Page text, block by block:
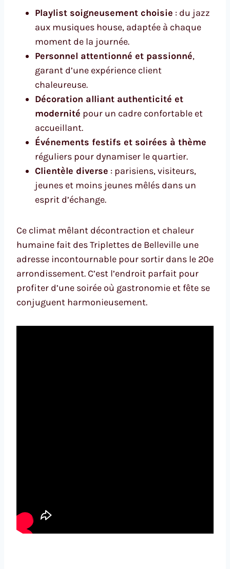
Playlist soigneusement choisie : du jazz
aux musiques house, adaptée à chaque
moment de la journée.
Personnel attentionné et passionné,
garant d’une expérience client
chaleureuse.
Décoration alliant authenticité et
modernité pour un cadre confortable et
accueillant.
Événements festifs et soirées à thème
réguliers pour dynamiser le quartier.
Clientèle diverse : parisiens, visiteurs,
jeunes et moins jeunes mêlés dans un
esprit d’échange.
Ce climat mêlant décontraction et chaleur
humaine fait des Triplettes de Belleville une
adresse incontournable pour sortir dans le 20e
arrondissement. C’est l’endroit parfait pour
profiter d’une soirée où gastronomie et fête se
conjuguent harmonieusement.